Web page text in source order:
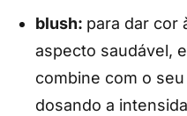
blush: para dar cor
aspecto saudável,
combine com o
dosando a